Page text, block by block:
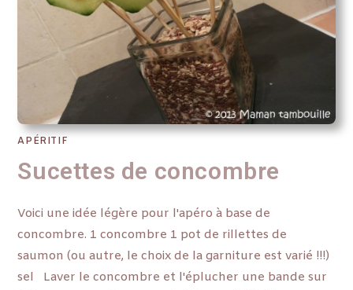
APÉRITIF
Sucettes de concombre
Voici une idée légère pour l'apéro à base de
concombre. 1 concombre 1 pot de rillettes de
saumon (ou autre, le choix de la garniture est varié !!!)
sel Laver le concombre et l'éplucher une bande sur